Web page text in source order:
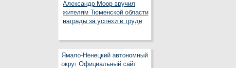
Александр Моор вручил
жителям Тюменской области
награды за успехи в труде
Ямало-Ненецкий автономный
округ Официальный сайт